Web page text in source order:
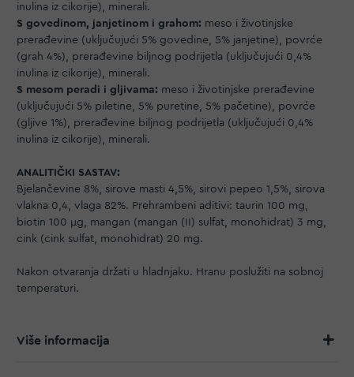
inulina iz cikorije), minerali.
S govedinom, janjetinom i grahom: meso i životinjske
prerađevine (uključujući 5% govedine, 5% janjetine), povrće
(grah 4%), prerađevine biljnog podrijetla (uključujući 0,4%
inulina iz cikorije), minerali.
S mesom peradi i gljivama: meso i životinjske prerađevine
(uključujući 5% piletine, 5% puretine, 5% pačetine), povrće
(gljive 1%), prerađevine biljnog podrijetla (uključujući 0,4%
inulina iz cikorije), minerali.
ANALITIČKI SASTAV:
Bjelančevine 8%, sirove masti 4,5%, sirovi pepeo 1,5%, sirova
vlakna 0,4, vlaga 82%. Prehrambeni aditivi: taurin 100 mg,
biotin 100 μg, mangan (mangan (II) sulfat, monohidrat) 3 mg,
cink (cink sulfat, monohidrat) 20 mg.
Nakon otvaranja držati u hladnjaku. Hranu poslužiti na sobnoj
temperaturi.
Više informacija